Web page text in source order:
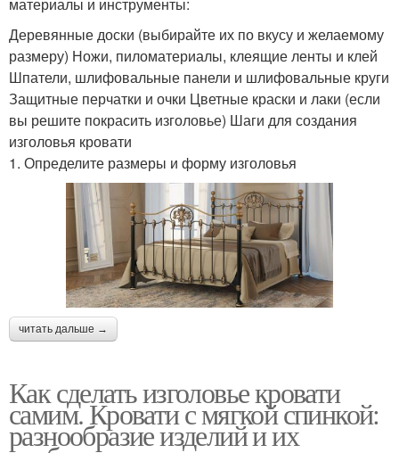
материалы и инструменты:
Деревянные доски (выбирайте их по вкусу и желаемому
размеру) Ножи, пиломатериалы, клеящие ленты и клей
Шпатели, шлифовальные панели и шлифовальные круги
Защитные перчатки и очки Цветные краски и лаки (если
вы решите покрасить изголовье) Шаги для создания
изголовья кровати
1. Определите размеры и форму изголовья
читать дальше →
Как сделать изголовье кровати
самим. Кровати с мягкой спинкой:
разнообразие изделий и их